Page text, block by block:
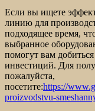
Если вы ищете
линию для
подходящее время,
выбранное
помогут вам
инвестиций. Для
пожалуйста,
посетите:https://
proizvodstvu-